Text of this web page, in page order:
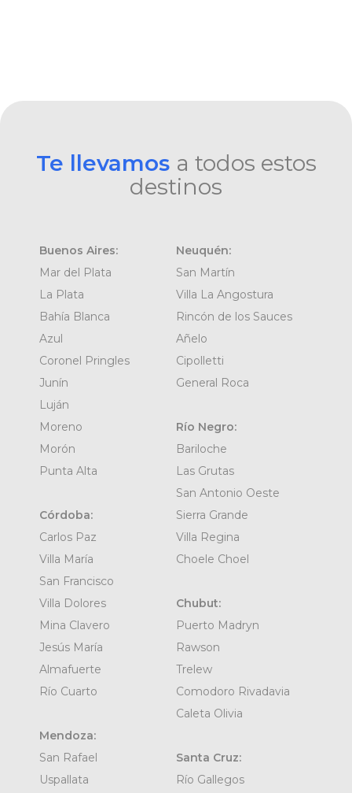
Te llevamos a todos estos
destinos
Buenos Aires:
Mar del Plata
La Plata
Bahía Blanca
Azul
Coronel Pringles
Junín
Luján
Moreno
Morón
Punta Alta
Córdoba:
Carlos Paz
Villa María
San Francisco
Villa Dolores
Mina Clavero
Jesús María
Almafuerte
Río Cuarto
Mendoza:
San Rafael
Uspallata
Neuquén:
San Martín
Villa La Angostura
Rincón de los Sauces
Añelo
Cipolletti
General Roca
Río Negro:
Bariloche
Las Grutas
San Antonio Oeste
Sierra Grande
Villa Regina
Choele Choel
Chubut:
Puerto Madryn
Rawson
Trelew
Comodoro Rivadavia
Caleta Olivia
Santa Cruz:
Río Gallegos